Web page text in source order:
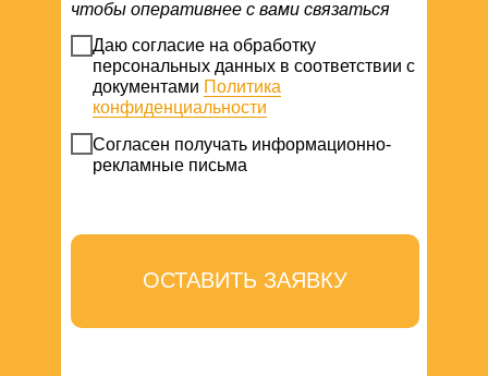
чтобы оперативнее с вами связаться
Даю согласие на обработку
персональных данных в соответствии с
документами Политика
конфиденциальности
Согласен получать информационно-
рекламные письма
ОСТАВИТЬ ЗАЯВКУ